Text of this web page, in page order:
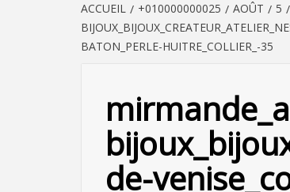
ACCUEIL +010000000025 AOÛT 5
BATON_PERLE-HUITRE_COLLIER_-35
de-